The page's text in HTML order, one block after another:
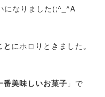
になりました(;^_^A
とにホロりときました。
番美味しいお菓子 」で